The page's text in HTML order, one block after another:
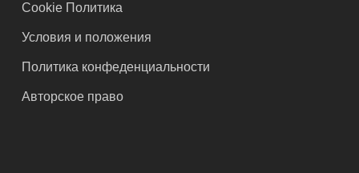
Cookie Политика
Условия и положения
Политика конфеденциальности
Авторское право